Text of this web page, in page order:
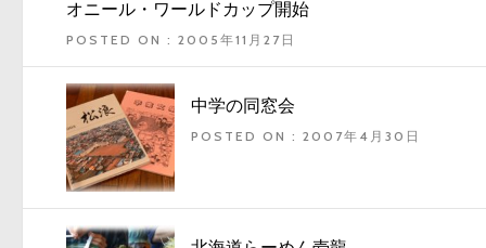
オニール・ワールドカップ開始
POSTED ON : 2005年11月27日
中学の同窓会
POSTED ON : 2007年4月30日